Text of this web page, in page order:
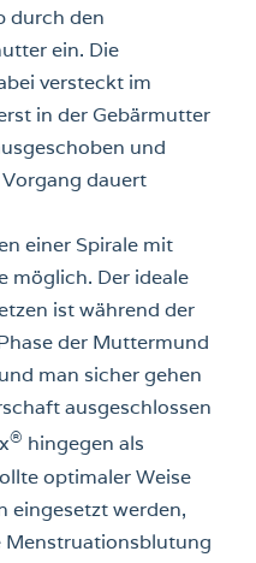
durch den
ein. Die
versteckt im
in der Gebärmutter
und
dauert
einer Spirale mit
möglich. Der ideale
ist während der
der Muttermund
man sicher gehen
ausgeschlossen
® hingegen als
optimaler Weise
eingesetzt werden,
Menstruationsblutung